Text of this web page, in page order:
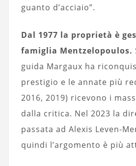
guanto d’acciaio”.
Dal 1977 la proprietà è
famiglia Mentzelopoulos.
guida Margaux ha
prestigio e le annate più
2016, 2019) ricevono i
dalla critica. Nel 2023 la
passata ad Alexis Leven-
quindi l’argomento è più